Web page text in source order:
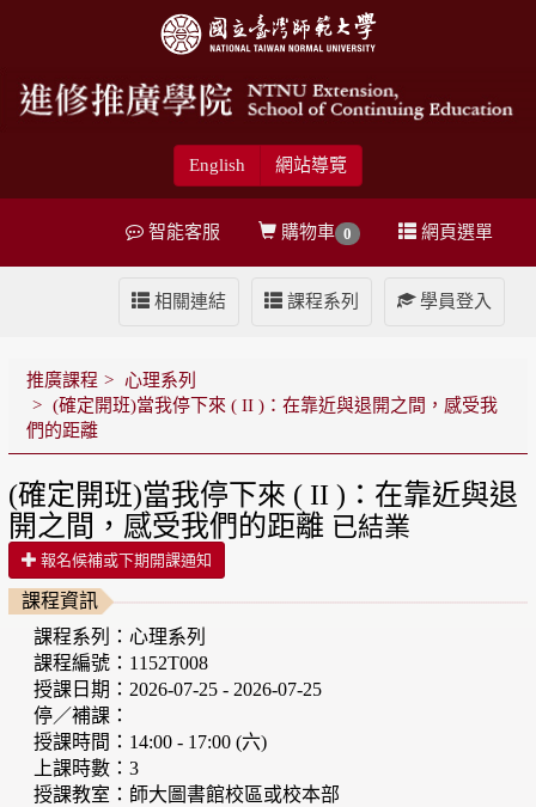
English 網站導覽
網頁選單
購物車 0
智能客服
學員登入
課程系列
相關連結
推廣課程
心理系列
(確定開班)當我停下來 ( II )：在靠近與退開之間，感受我
們的距離
(確定開班)當我停下來 ( II )：在靠近與退
開之間，感受我們的距離 已結業
報名候補或下期開課通知
課程資訊
課程系列：心理系列
課程編號：1152T008
授課日期：2026-07-25 - 2026-07-25
停／補課：
授課時間：14:00 - 17:00 (六)
上課時數：3
授課教室：師大圖書館校區或校本部